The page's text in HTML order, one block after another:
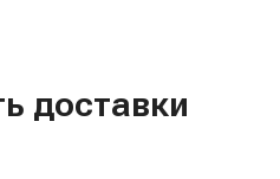
доставки